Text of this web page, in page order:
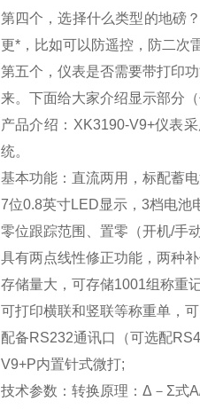
第四个，选择什么类型的地磅
更*，比如可以防遥控，防二次
第五个，仪表是否需要带打印
来。下面给大家介绍显示部分（
产品介绍： XK3190-V9+仪表
统。
基本功能：直流两用，标配蓄
7位0.8英寸LED显示， 3档电池
零位跟踪范围、置零（开机/手
具有两点线性修正功能，两种
存储量大，可存储1001组称重
可打印横联和竖联等称重单，
配备RS232通讯口（可选配
V9+P内置针式微打;
技术参数：转换原理：Δ－Σ式